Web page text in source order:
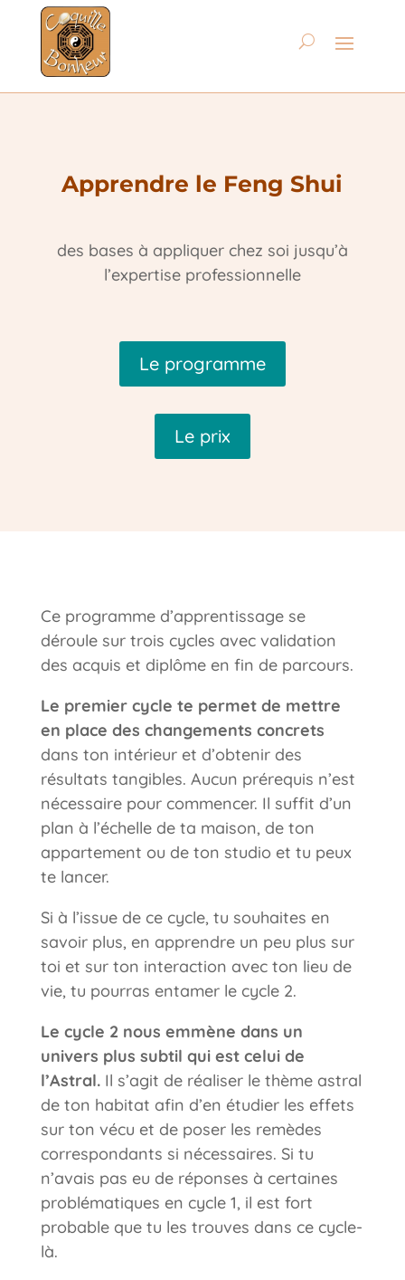
Apprendre le Feng Shui
des bases à appliquer chez soi jusqu’à
l’expertise professionnelle
Le programme
Le prix
Ce programme d’apprentissage se
déroule sur trois cycles avec validation
des acquis et diplôme en fin de parcours.
Le premier cycle te permet de mettre
en place des changements concrets
dans ton intérieur et d’obtenir des
résultats tangibles. Aucun prérequis n’est
nécessaire pour commencer. Il suffit d’un
plan à l’échelle de ta maison, de ton
appartement ou de ton studio et tu peux
te lancer.
Si à l’issue de ce cycle, tu souhaites en
savoir plus, en apprendre un peu plus sur
toi et sur ton interaction avec ton lieu de
vie, tu pourras entamer le cycle 2.
Le cycle 2 nous emmène dans un
univers plus subtil qui est celui de
l’Astral.Il s’agit de réaliser le thème astral
de ton habitat afin d’en étudier les effets
sur ton vécu et de poser les remèdes
correspondants si nécessaires. Si tu
n’avais pas eu de réponses à certaines
problématiques en cycle 1, il est fort
probable que tu les trouves dans ce cycle-
là.